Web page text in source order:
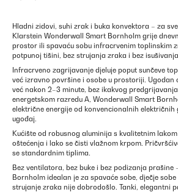
Hladni zidovi, suhi zrak i buka konvektora – za
Klarstein Wonderwall Smart Bornholm grije
prostor ili spavaću sobu infracrvenim toplinskim
potpunoj tišini, bez strujanja zraka i bez
Infracrveno zagrijavanje djeluje poput sunčeve
već izravno površine i osobe u prostoriji. Ugodan
već nakon 2–3 minute, bez ikakvog
energetskom razredu A, Wonderwall Smart
električne energije od konvencionalnih
ugođaj.
Kućište od robusnog aluminija s kvalitetnim
oštećenja i lako se čisti vlažnom krpom.
se standardnim tiplima.
Bez ventilatora, bez buke i bez podizanja prašine
Bornholm idealan je za spavaće sobe, dječje sobe
strujanje zraka nije dobrodošlo. Tanki, elegantni